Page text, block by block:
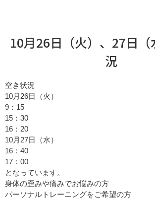
10月26日（火）、27日
況
空き状況
10月26日（火）
9：15
15：30
16：20
10月27日（水）
16：40
17：00
となっています。
身体の歪みや痛みでお悩みの方
パーソナルトレーニングをご希望の方